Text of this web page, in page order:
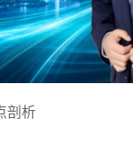
剖析